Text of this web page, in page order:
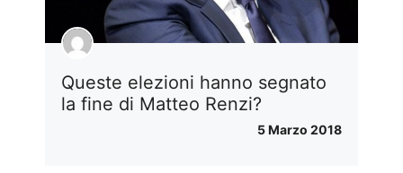
Queste elezioni hanno segnato
la fine di Matteo Renzi?
5 Marzo 2018